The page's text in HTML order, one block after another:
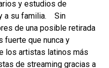
y estudios de
a su familia. Sin
de una posible retirada
fuerte que nunca y
los artistas latinos más
de streaming gracias a